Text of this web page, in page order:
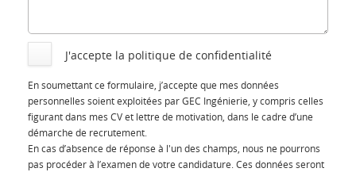
J'accepte la politique de confidentialité
En soumettant ce formulaire, j’accepte que mes données
personnelles soient exploitées par GEC Ingénierie, y compris celles
figurant dans mes CV et lettre de motivation, dans le cadre d’une
démarche de recrutement.
En cas d’absence de réponse à l'un des champs, nous ne pourrons
pas procéder à l’examen de votre candidature. Ces données seront